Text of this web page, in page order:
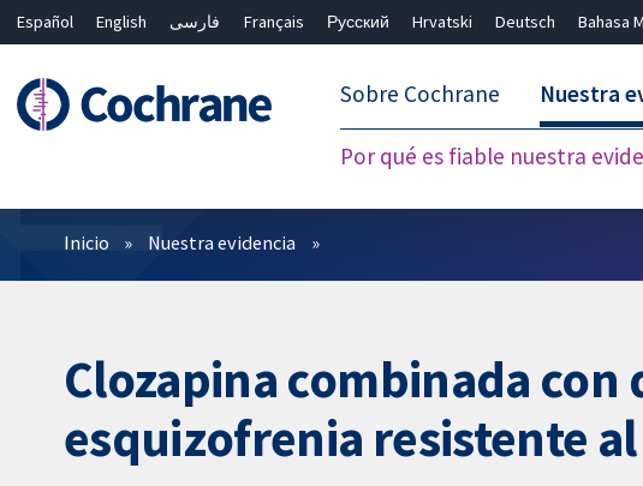
Español English فارسی Français Русский Hrvatski Deutsch Bahasa
Sobre Cochrane Nuestra
Por qué es fiable nuestra
Filtros
Inicio Nuestra evidencia
Clozapina combinada
esquizofrenia resistente